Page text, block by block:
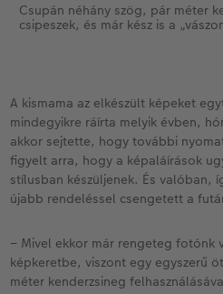
Csupán néhány szög, pár méter
csipeszek, és már kész is a
A kismama az elkészült képeket
mindegyikre ráírta melyik évben,
akkor sejtette, hogy további
figyelt arra, hogy a képaláírások
stílusban készüljenek. És valóban,
újabb rendeléssel csengetett a
– Mivel ekkor már rengeteg fotónk
képkeretbe, viszont egy egyszerű
méter kenderzsineg